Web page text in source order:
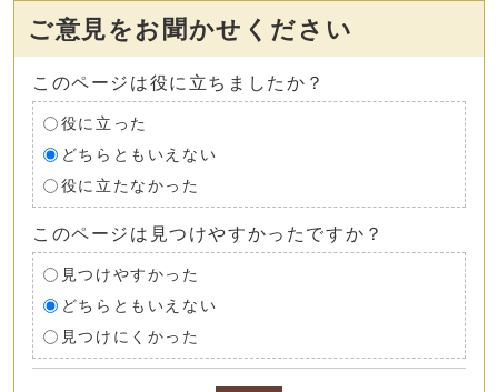
ご意見をお聞かせください
このページは役に立ちましたか？
役に立った
どちらともいえない
役に立たなかった
このページは見つけやすかったですか？
見つけやすかった
どちらともいえない
見つけにくかった